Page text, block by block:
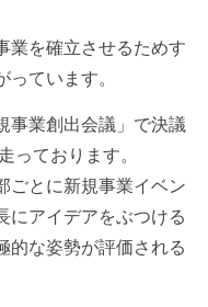
業を確立させるためす
ています。
事業創出会議」で決議
っております。
ごとに新規事業イベン
にアイデアをぶつける
的な姿勢が評価される